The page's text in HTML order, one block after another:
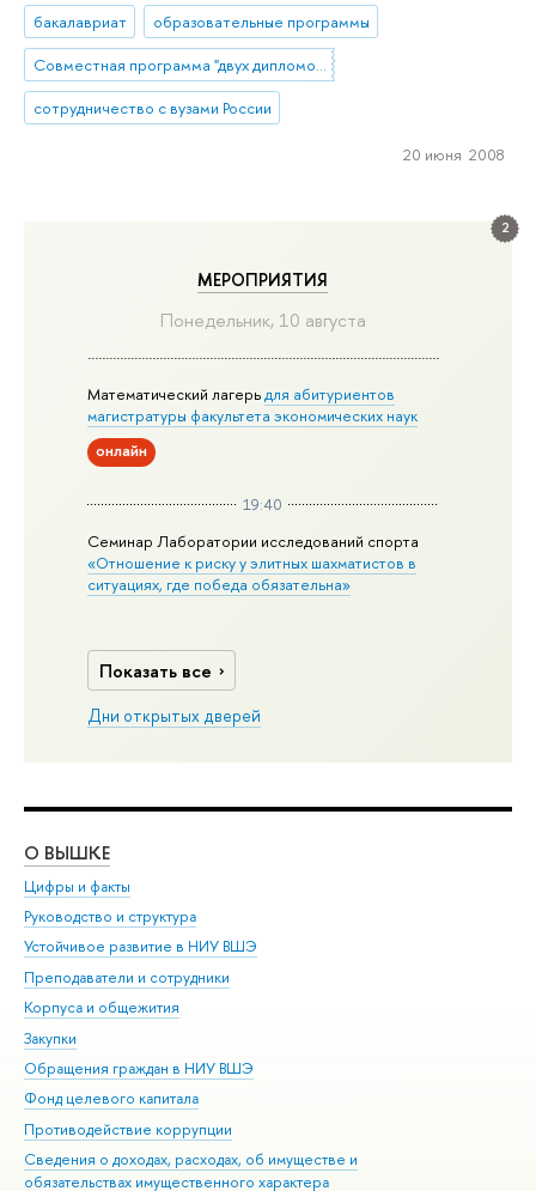
2
МЕРОПРИЯТИЯ
Понедельник, 10 августа
Математический лагерьдля абитуриентов
магистратуры факультета экономических наук
онлайн
19:40
Семинар Лаборатории исследований спорта
«Отношение к риску у элитных шахматистов в
ситуациях, где победа обязательна»
Показать все
Дни открытых дверей
бакалавриат
образовательные программы
Совместная программа "двух дипломов" УрГУ и НИУ ВШЭ
сотрудничество с вузами России
20 июня 2008
О ВЫШКЕ
Цифры и факты
Руководство и структура
Устойчивое развитие в НИУ ВШЭ
Преподаватели и сотрудники
Корпуса и общежития
Закупки
Обращения граждан в НИУ ВШЭ
Фонд целевого капитала
Противодействие коррупции
Сведения о доходах, расходах, об имуществе и
обязательствах имущественного характера